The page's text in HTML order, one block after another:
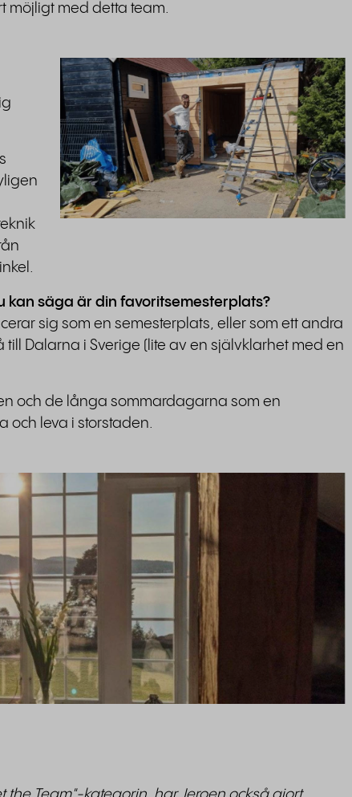
möjligt med detta team.
kan säga är din favoritsemesterplats?
sig som en semesterplats, eller som ett andra
Dalarna i Sverige (lite av en självklarhet med en
och de långa sommardagarna som en
och leva i storstaden.
the Team"-kategorin, har Jeroen också gjort